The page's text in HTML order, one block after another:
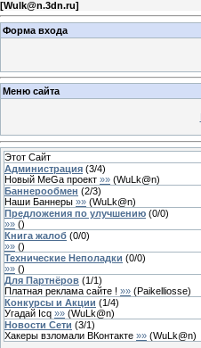
[Wulk@n.3dn.ru]
Форма входа
Меню сайта
Этот Сайт
Администрация (3/4)
Новый MeGa проект »» (WuLk@n)
Баннерообмен (2/3)
Наши Баннеры »» (WuLk@n)
Предложения по улучшению (0/0)
»» ()
Книга жалоб (0/0)
»» ()
Технические Неполадки (0/0)
»» ()
Для Партнёров (1/1)
Платная реклама сайте ! »» (Paikelliosse)
Конкурсы и Акции (1/4)
Угадай Icq »» (WuLk@n)
Новости Сети (3/1)
Хакеры взломали ВКонтакте »» (WuLk@n)